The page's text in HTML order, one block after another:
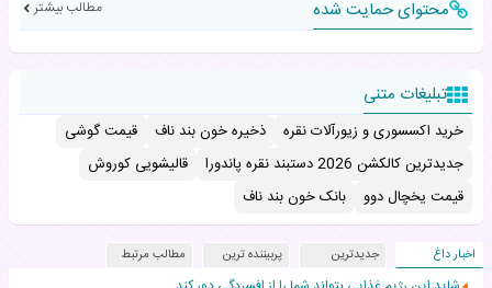
محتوای حمایت شده مطالب بیشتر
تبلیغات متنی
خرید اکسسوری و زیورآلات نقره ذخیره خون بند ناف
قیمت گوشی
جدیدترین کالکشن 2026 دستبند نقره پاندورا
قالیشویی کوروش
قیمت یخچال دوو
بانک خون بند ناف
اخبار داغ جدیدترین پربیننده ترین مطالب مرتبط